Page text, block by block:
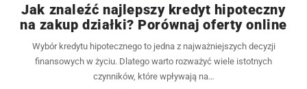
Jak znaleźć najlepszy kredyt hipoteczny
na zakup działki? Porównaj oferty online
Wybór kredytu hipotecznego to jedna z najważniejszych decyzji
finansowych w życiu. Dlatego warto rozważyć wiele istotnych
czynników, które wpływają na…